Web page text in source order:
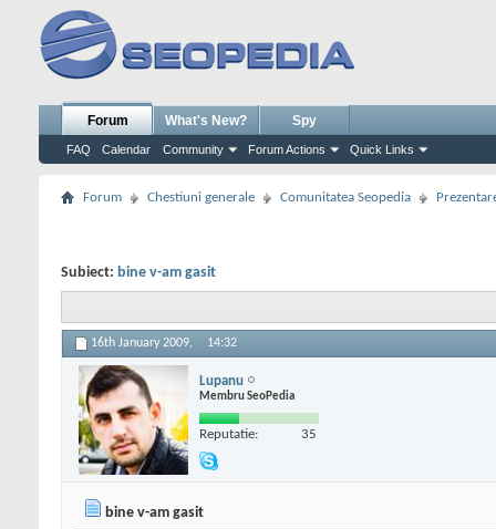
Forum
FAQ Calendar Community Forum Actions Quick Links
What's New? Spy
Forum Chestiuni generale Comunitatea Seopedia
Subiect: bine v-am gasit
16th January 2009, 14:32
Lupanu
Membru SeoPedia
Reputatie: 35
bine v-am gasit